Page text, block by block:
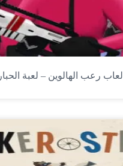
العاب رعب الهالوين – لعبة الحبار